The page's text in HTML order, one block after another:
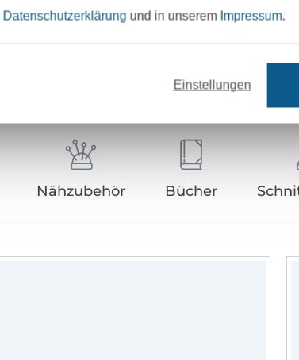
Tipp: Das passt dazu
Nähzubehör Bücher
Datenschutzerklärung und in unserem Impressum.
Einstellungen